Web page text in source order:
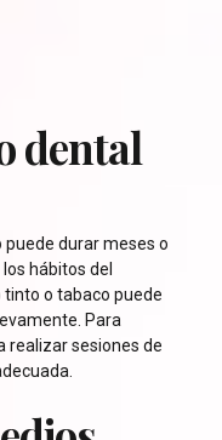
dental
durar meses o
hábitos del
tinto o tabaco puede
Para
realizar sesiones de